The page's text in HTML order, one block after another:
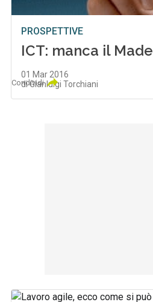
PROSPETTIVE
ICT: manca il
01 Mar 2016
di Gianluigi Torchiani
Condividi